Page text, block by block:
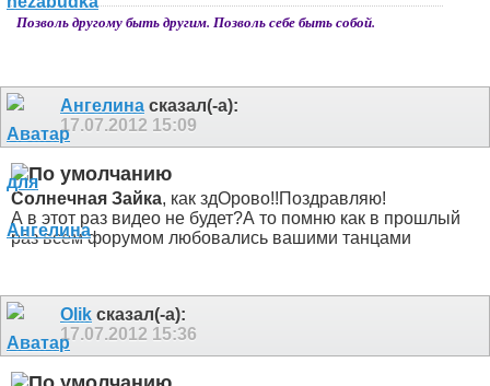
Позволь другому быть другим. Позволь себе быть собой.
Ангелина сказал(-а):
17.07.2012 15:09
Солнечная Зайка, как здОрово!!Поздравляю!
А в этот раз видео не будет?А то помню как в прошлый
раз всем форумом любовались вашими танцами
Olik сказал(-а):
17.07.2012 15:36